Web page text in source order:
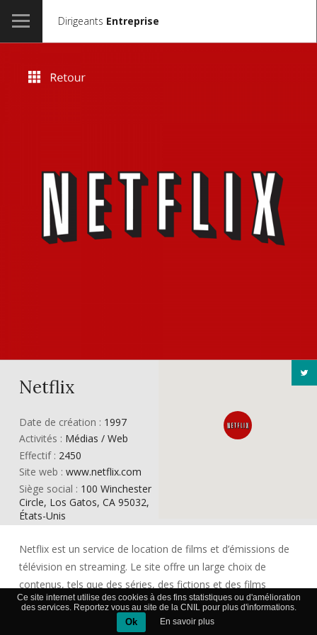
Dirigeants Entreprise
Netflix
Date de création : 1997
Activités : Médias / Web
Effectif : 2450
Site web : www.netflix.com
Siège social : 100 Winchester
Circle, Los Gatos, CA 95032,
États-Unis
Netflix est un service de location de films et d’émissions de
télévision en streaming. Le site offre un large choix de
contenus, tels que des séries, des fictions et des films
documentaires. Le système permet de visionner autant de
films souhaités, n’importe quand, sur quasiment tout type
Ce site internet utilise des cookies à des fins statistiques ou d'amélioration
des services. Reportez vous au site de la CNIL pour plus d'informations.
Ok En savoir plus